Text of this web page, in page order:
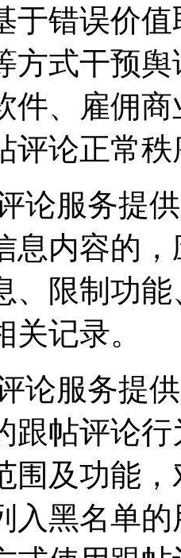
于错误价
方式干预
件、雇佣
评论正常
论服务提
息内容的
、限制功
记录。
论服务提
跟帖评论
围及功能
入黑名单